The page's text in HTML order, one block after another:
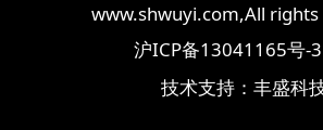
www.shwuyi.com,All
沪ICP备13041165号-3
技术支持： 丰盛科